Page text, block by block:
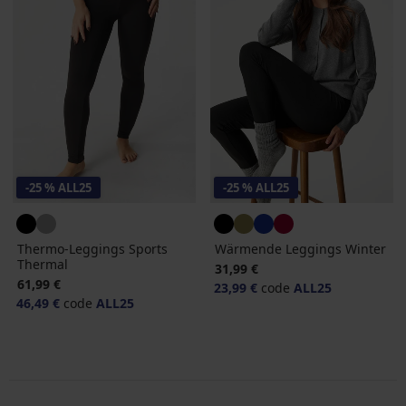
-25 % ALL25
Thermo-Leggings Sports
Thermal
61,99 €
46,49 € code ALL25
-25 % ALL25
Wärmende Leggings Winter
31,99 €
23,99 € code ALL25